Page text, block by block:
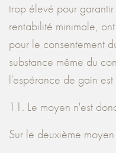
trop élevé pour
rentabilité minimale,
pour le consentement
substance même du
l'espérance de gain est
11. Le moyen n'est
Sur le deuxième moyen